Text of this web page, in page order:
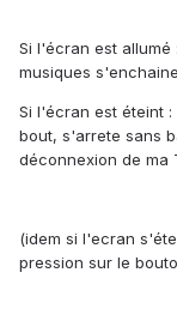
Si l'écran est
musiques
Si l'écran est éteint
bout, s'arrete sans
déconnexion de ma
(idem si l'ecran
pression sur le